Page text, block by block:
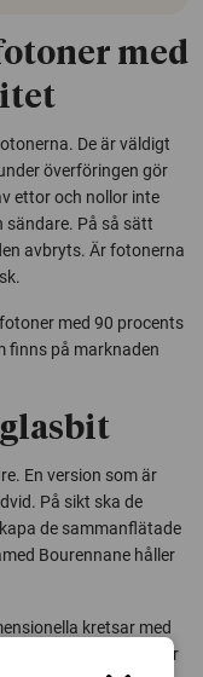
med
De är väldigt
överföringen gör
ettor och nollor inte
sändare. På så sätt
avbryts. Är fotonerna
med 90 procents
finns på marknaden
En version som är
På sikt ska de
de sammanflätade
Bourennane håller
kretsar med
kablar, säger